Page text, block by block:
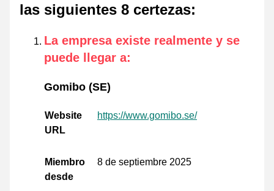
las siguientes 8 certezas:
La empresa existe realmente y se
puede llegar a:
Gomibo (SE)
Website
URL
https://www.gomibo.se/
Miembro
desde
8 de septiembre 2025